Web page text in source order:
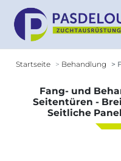
Startseite Behandlung
Fang- und
Seitentüren -
Seitliche